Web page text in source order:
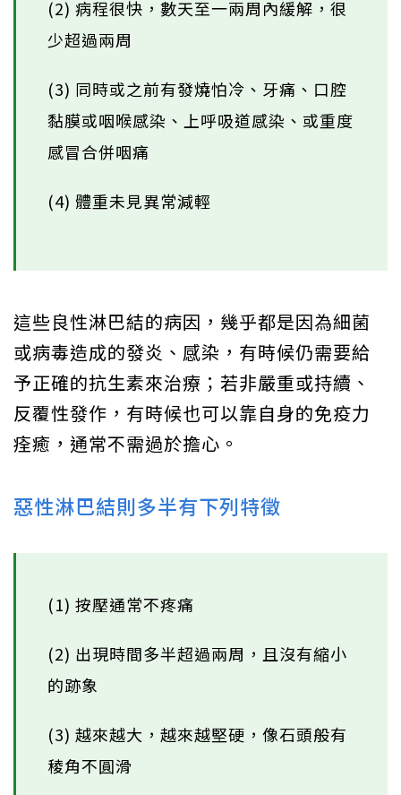
(2) 病程很快，數天至一兩周內緩解，很
少超過兩周
(3) 同時或之前有發燒怕冷、牙痛、口腔
黏膜或咽喉感染、上呼吸道感染、或重度
感冒合併咽痛
(4) 體重未見異常減輕
這些良性淋巴結的病因，幾乎都是因為細菌
或病毒造成的發炎、感染，有時候仍需要給
予正確的抗生素來治療；若非嚴重或持續、
反覆性發作，有時候也可以靠自身的免疫力
痊癒，通常不需過於擔心。
惡性淋巴結則多半有下列特徵
(1) 按壓通常不疼痛
(2) 出現時間多半超過兩周，且沒有縮小
的跡象
(3) 越來越大，越來越堅硬，像石頭般有
稜角不圓滑